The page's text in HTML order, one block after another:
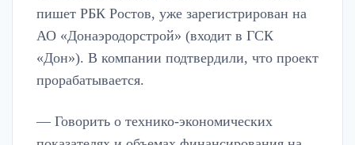
пишет РБК Ростов, уже зарегистрирован на
АО «Донаэродорстрой» (входит в ГСК
«Дон»). В компании подтвердили, что проект
прорабатывается.
— Говорить о технико-экономических